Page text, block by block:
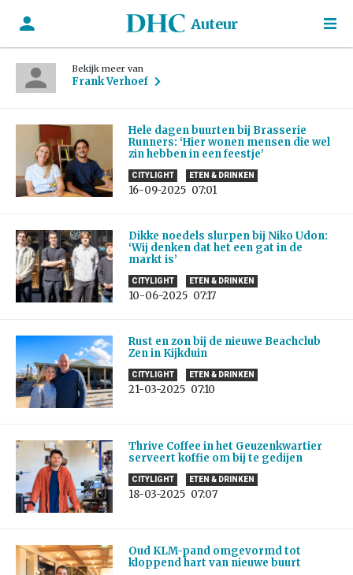
Auteur
Bekijk meer van
Frank Verhoef
Hele dagen buurten bij Brasserie
Runners: ‘Hier wonen mensen die wel
zin hebben in een feestje’
CITYLIGHT ETEN & DRINKEN
16-09-2025 07:01
Dikke noedels slurpen bij Niko Udon:
‘Wij denken dat het een gat in de
markt is’
CITYLIGHT ETEN & DRINKEN
10-06-2025 07:17
Rust en zon bij de nieuwe Beachclub
Zen in Kijkduin
CITYLIGHT ETEN & DRINKEN
21-03-2025 07:10
Thrive Coffee in het Geuzenkwartier
serveert koffie om bij te gedijen
CITYLIGHT ETEN & DRINKEN
18-03-2025 07:07
Oud KLM-pand omgevormd tot
kloppend hart van nieuwe buurt